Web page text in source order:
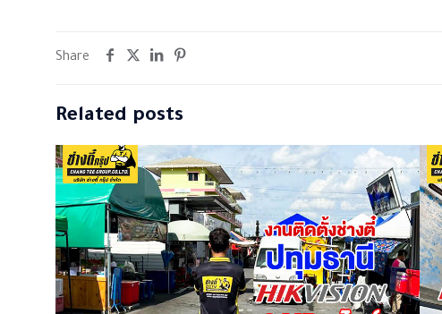
Share
Related posts